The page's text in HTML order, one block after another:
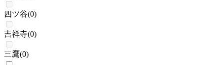
四ツ谷(0)
吉祥寺(0)
三鷹(0)